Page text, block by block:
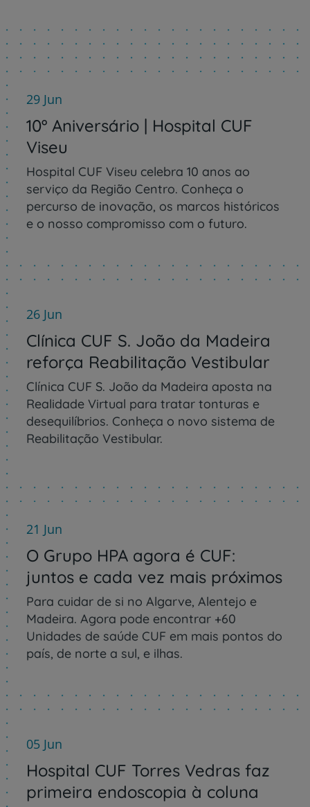
29 Jun
10º Aniversário | Hospital CUF
Viseu
Hospital CUF Viseu celebra 10 anos ao
serviço da Região Centro. Conheça o
percurso de inovação, os marcos históricos
e o nosso compromisso com o futuro.
26 Jun
Clínica CUF S. João da Madeira
reforça Reabilitação Vestibular
Clínica CUF S. João da Madeira aposta na
Realidade Virtual para tratar tonturas e
desequilíbrios. Conheça o novo sistema de
Reabilitação Vestibular.
21 Jun
O Grupo HPA agora é CUF:
juntos e cada vez mais próximos
Para cuidar de si no Algarve, Alentejo e
Madeira. Agora pode encontrar +60
Unidades de saúde CUF em mais pontos do
país, de norte a sul, e ilhas.
05 Jun
Hospital CUF Torres Vedras faz
primeira endoscopia à coluna